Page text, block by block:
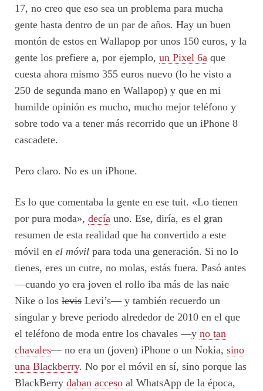
17, no creo que eso sea un problema para mucha
gente hasta dentro de un par de años. Hay un buen
montón de estos en Wallapop por unos 150 euros, y la
gente los prefiere a, por ejemplo, un Pixel 6a que
cuesta ahora mismo 355 euros nuevo (lo he visto a
250 de segunda mano en Wallapop) y que en mi
humilde opinión es mucho, mucho mejor teléfono y
sobre todo va a tener más recorrido que un iPhone 8
cascadete.
Pero claro. No es un iPhone.
Es lo que comentaba la gente en ese tuit. «Lo tienen
por pura moda», decía uno. Ese, diría, es el gran
resumen de esta realidad que ha convertido a este
móvil en el móvil para toda una generación. Si no lo
tienes, eres un cutre, no molas, estás fuera. Pasó antes
—cuando yo era joven el rollo iba más de las naic
Nike o los levis Levi’s— y también recuerdo un
singular y breve periodo alrededor de 2010 en el que
el teléfono de moda entre los chavales —y no tan
chavales— no era un (joven) iPhone o un Nokia, sino
una Blackberry. No por el móvil en sí, sino porque las
BlackBerry daban acceso al WhatsApp de la época,